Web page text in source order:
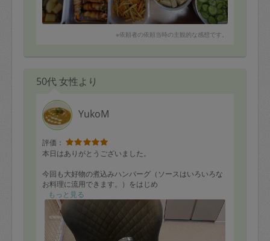
※依頼者の依頼当時の主観的な感想です。
50代 女性より
YukoM
評価：
本日はありがとうございました。
今回も大好物の煮込みハンバーグ（ソースはいろいろな
お料理に流用できます。）をはじめ
YUKOさんの作るお気に入りばかりをリクエストいたしま
した。
いつも同じメニューばかりで、馬鹿の一つ覚えと思われ
やしないかビクビクしてしまいますが、、
中毒性があるのだろうと、開き直っています（笑）
もっと見る